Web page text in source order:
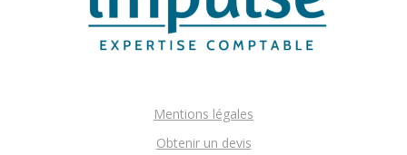
Mentions légales
Obtenir un devis